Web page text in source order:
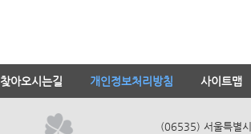
찾아오시는길 개인정보처리방침 사이트맵
(06535) 서울특별